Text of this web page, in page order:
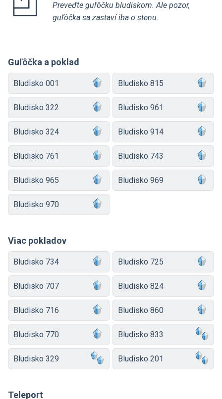
Preveďte guľôčku bludiskom. Ale pozor,
guľôčka sa zastaví iba o stenu.
Guľôčka a poklad
Bludisko 001 Bludisko 815
Bludisko 322 Bludisko 961
Bludisko 324 Bludisko 914
Bludisko 761 Bludisko 743
Bludisko 965 Bludisko 969
Bludisko 970
Viac pokladov
Bludisko 734 Bludisko 725
Bludisko 707 Bludisko 824
Bludisko 716 Bludisko 860
Bludisko 770 Bludisko 833
Bludisko 329 Bludisko 201
Teleport